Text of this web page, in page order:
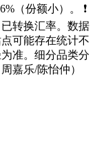
（份额小）。 ❗
转换汇率。数据
可能存在统计不
准。细分品类分
嘉乐/陈怡仲）